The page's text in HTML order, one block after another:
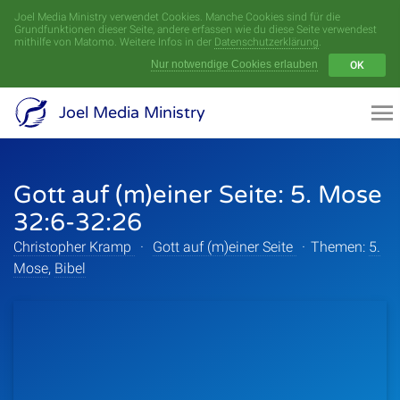
Joel Media Ministry verwendet Cookies. Manche Cookies sind für die
Grundfunktionen dieser Seite, andere erfassen wie du diese Seite verwendest
mithilfe von Matomo. Weitere Infos in der Datenschutzerklärung.
Nur notwendige Cookies erlauben
OK
Joel Media Ministry
Gott auf (m)einer Seite: 5. Mose
32:6-32:26
Christopher Kramp · Gott auf (m)einer Seite · Themen: 5.
Mose, Bibel
Menü
Videoarchiv
Serien